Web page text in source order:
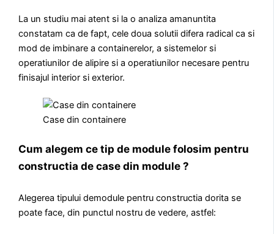
La un studiu mai atent si la o analiza amanuntita
constatam ca de fapt, cele doua solutii difera radical ca si
mod de imbinare a containerelor, a sistemelor si
operatiunilor de alipire si a operatiunilor necesare pentru
finisajul interior si exterior.
Case din containere
Cum alegem ce tip de module folosim pentru
constructia de case din module ?
Alegerea tipului demodule pentru constructia dorita se
poate face, din punctul nostru de vedere, astfel: